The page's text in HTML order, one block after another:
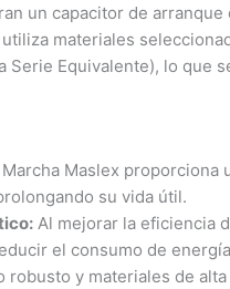
un capacitor de arranque
materiales
Serie Equivalente), lo que
Maslex
su vida útil.
Al mejorar la eficiencia
el consumo de
robusto y materiales de